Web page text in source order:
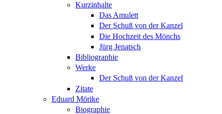
Kurzinhalte
Das Amulett
Der Schuß von der Kanzel
Die Hochzeit des Mönchs
Jürg Jenatsch
Bibliographie
Werke
Der Schuß von der Kanzel
Zitate
Eduard Mörike
Biographie